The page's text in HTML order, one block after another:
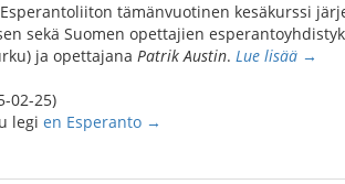
tämänvuotinen kesäkurssi
sekä Suomen opettajien
ja opettajana Patrik Austin. Lue lisää →
02-25)
legi en Esperanto →